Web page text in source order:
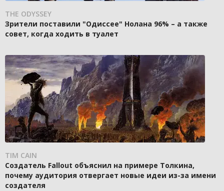
THE ODYSSEY
Зрители поставили "Одиссее" Нолана 96% – а также
совет, когда ходить в туалет
TIM CAIN
Создатель Fallout объяснил на примере Толкина,
почему аудитория отвергает новые идеи из-за имени
создателя